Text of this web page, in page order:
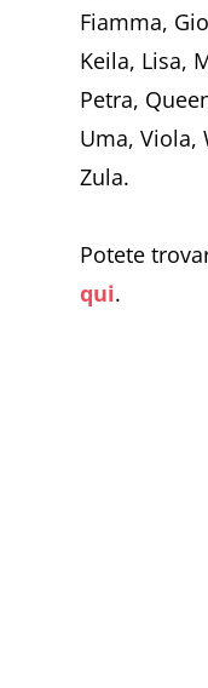
Fiamma,
Keila, Lisa,
Petra,
Uma, Viola,
Zula.
Potete
qui.